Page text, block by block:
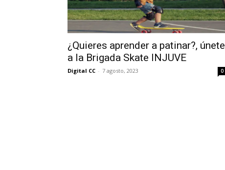
¿Quieres aprender a patinar?, únete
a la Brigada Skate INJUVE
Digital CC - 7 agosto, 2023 0